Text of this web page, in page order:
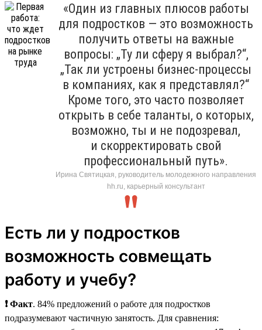
«Один из главных плюсов работы
для подростков — это возможность
получить ответы на важные
вопросы: „Ту ли сферу я выбрал?“,
„Так ли устроены бизнес-процессы
в компаниях, как я представлял?“
Кроме того, это часто позволяет
открыть в себе таланты, о которых,
возможно, ты и не подозревал,
и скорректировать свой
профессиональный путь».
Ирина Святицкая, руководитель молодежного направления
hh.ru, карьерный консультант
Есть ли у подростков
возможность совмещать
работу и учебу?
❗ Факт. 84% предложений о работе для подростков
подразумевают частичную занятость. Для сравнения: